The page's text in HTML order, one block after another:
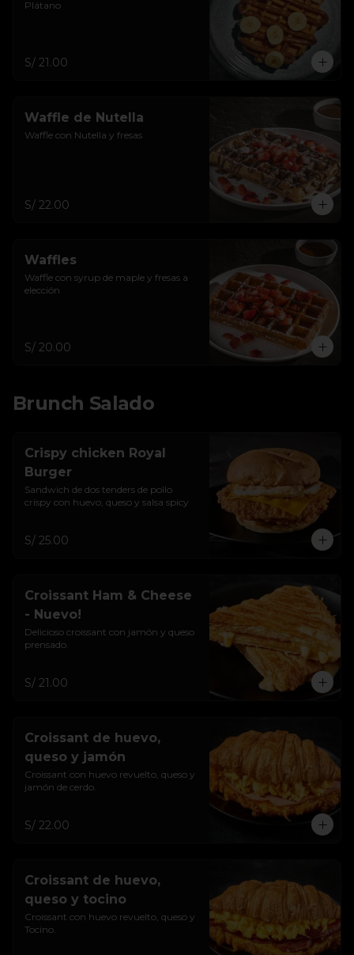
Plátano
S/ 21.00
Waffle de Nutella
Waffle con Nutella y fresas
S/ 22.00
Waffles
Waffle con syrup de maple y fresas a
elección
S/ 20.00
Brunch Salado
Crispy chicken Royal
Burger
Sandwich de dos tenders de pollo
crispy con huevo, queso y salsa spicy
S/ 25.00
Croissant Ham & Cheese
- Nuevo!
Delicioso croissant con jamón y queso
prensado.
S/ 21.00
Croissant de huevo,
queso y jamón
Croissant con huevo revuelto, queso y
jamón de cerdo.
S/ 22.00
Croissant de huevo,
queso y tocino
Croissant con huevo revuelto, queso y
Tocino.